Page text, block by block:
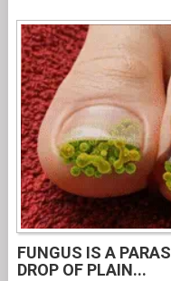
FUNGUS IS A
DROP OF PLAIN...